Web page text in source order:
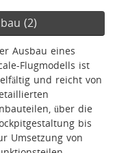
(2)
Ausbau eines
Flugmodells ist
und reicht von
über die
bis
Umsetzung von